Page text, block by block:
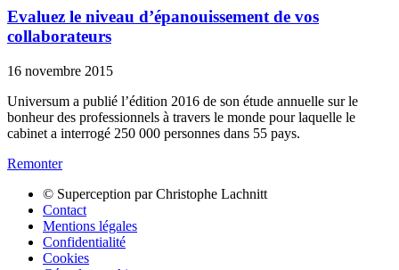
Evaluez le niveau d’épanouissement de vos
collaborateurs
16 novembre 2015
Universum a publié l’édition 2016 de son étude annuelle sur le
bonheur des professionnels à travers le monde pour laquelle le
cabinet a interrogé 250 000 personnes dans 55 pays.
Remonter
© Superception par Christophe Lachnitt
Contact
Mentions légales
Confidentialité
Cookies